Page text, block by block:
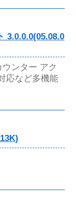
3.0.0.0(05.08.0
ンター アク
応など多機能